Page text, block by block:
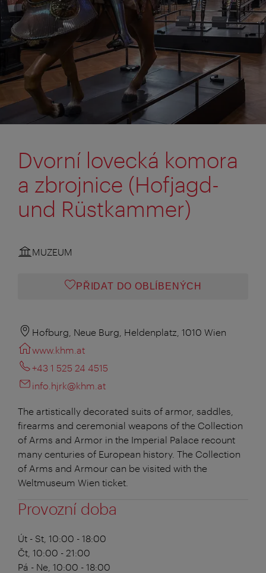
Dvorní lovecká komora
a zbrojnice (Hofjagd-
und Rüstkammer)
MUZEUM
PŘIDAT DO OBLÍBENÝCH
Hofburg, Neue Burg, Heldenplatz, 1010 Wien
www.khm.at
+43 1 525 24 4515
info.hjrk@khm.at
The artistically decorated suits of armor, saddles,
firearms and ceremonial weapons of the Collection
of Arms and Armor in the Imperial Palace recount
many centuries of European history. The Collection
of Arms and Armour can be visited with the
Weltmuseum Wien ticket.
Provozní doba
Út - St, 10:00 - 18:00
Čt, 10:00 - 21:00
Pá - Ne, 10:00 - 18:00